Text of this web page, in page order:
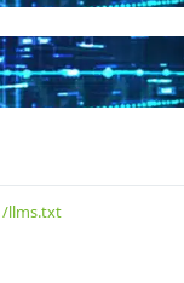
/llms.txt